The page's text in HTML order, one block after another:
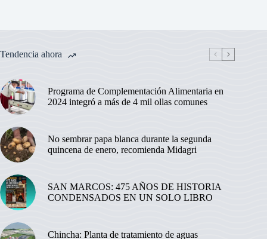
Tendencia ahora
Programa de Complementación Alimentaria en
2024 integró a más de 4 mil ollas comunes
No sembrar papa blanca durante la segunda
quincena de enero, recomienda Midagri
SAN MARCOS: 475 AÑOS DE HISTORIA
CONDENSADOS EN UN SOLO LIBRO
Chincha: Planta de tratamiento de aguas